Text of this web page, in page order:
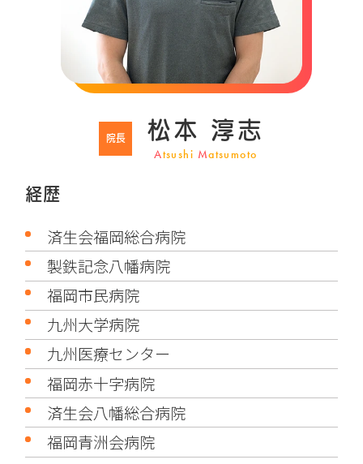
院長 松本 淳志
Atsushi Matsumoto
経歴
済生会福岡総合病院
製鉄記念八幡病院
福岡市民病院
九州大学病院
九州医療センター
福岡赤十字病院
済生会八幡総合病院
福岡青洲会病院